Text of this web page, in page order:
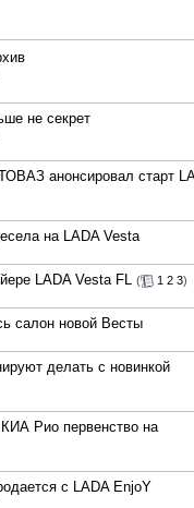
не секрет
анонсировал старт
на LADA Vesta
LADA Vesta FL ( 1 2 3)
салон новой Весты
делать с новинкой
Рио первенство на
с LADA EnjoY